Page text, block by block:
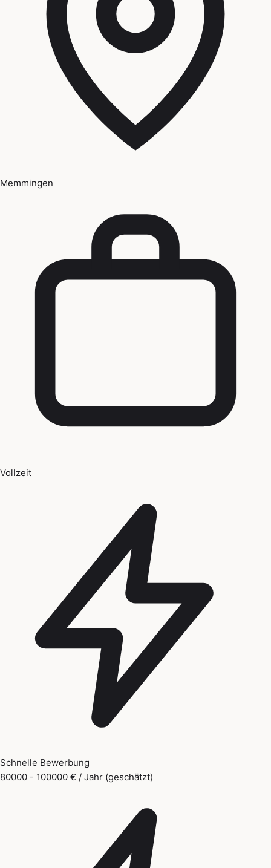
Memmingen
Vollzeit
Schnelle Bewerbung
80000 - 100000 € / Jahr (geschätzt)